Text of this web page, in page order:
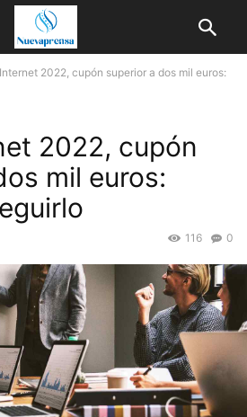
2022, cupón superior a dos mil euros:
2022, cupón
mil euros:
0
116